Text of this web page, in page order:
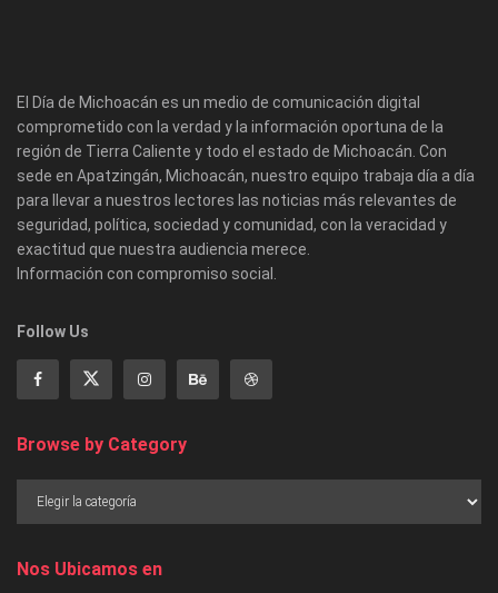
El Día de Michoacán es un medio de comunicación digital
comprometido con la verdad y la información oportuna de la
región de Tierra Caliente y todo el estado de Michoacán. Con
sede en Apatzingán, Michoacán, nuestro equipo trabaja día a día
para llevar a nuestros lectores las noticias más relevantes de
seguridad, política, sociedad y comunidad, con la veracidad y
exactitud que nuestra audiencia merece.
Información con compromiso social.
Follow Us
Browse by Category
Nos Ubicamos en